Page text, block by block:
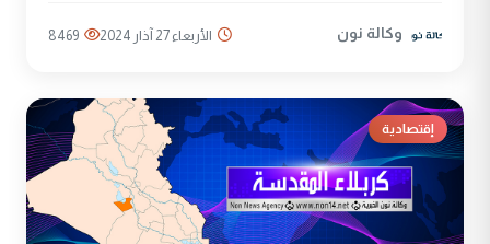
وكالة نون الأربعاء 27 آذار 2024 8469
إقتصادية